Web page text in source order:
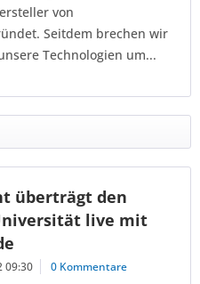
von
Seitdem brechen wir
Technologien um...
überträgt den
live mit
09:30 0 Kommentare